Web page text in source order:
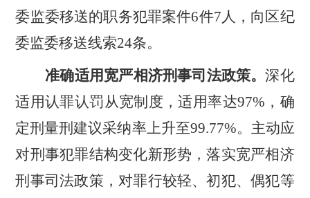
委监委移送的职务犯罪案件6件7人，向区纪
委监委移送线索24条。
准确适用宽严相济刑事司法政策。深化
适用认罪认罚从宽制度，适用率达97% ，确
定刑量刑建议采纳率上升至99.77%。主动应
对刑事犯罪结构变化新形势，落实宽严相济
刑事司法政策，对罪行较轻、初犯、偶犯等